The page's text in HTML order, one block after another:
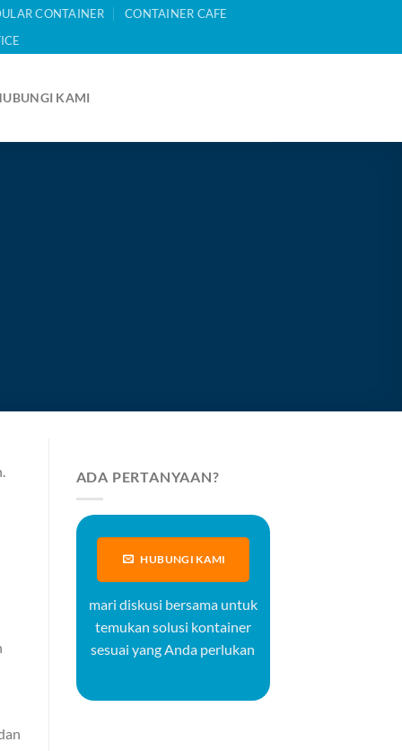
CONTAINER
CONTAINER CAFE
KAMI
ADA PERTANYAAN?
HUBUNGI KAMI
mari diskusi bersama untuk
temukan solusi kontainer
sesuai yang Anda perlukan